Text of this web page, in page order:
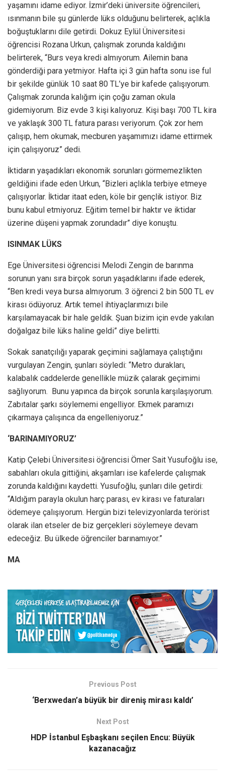
yaşamını idame ediyor. İzmir’deki üniversite öğrencileri,
ısınmanın bile şu günlerde lüks olduğunu belirterek, açlıkla
boğuştuklarını dile getirdi. Dokuz Eylül Üniversitesi
öğrencisi Rozana Urkun, çalışmak zorunda kaldığını
belirterek, “Burs veya kredi almıyorum. Ailemin bana
gönderdiği para yetmiyor. Hafta içi 3 gün hafta sonu ise ful
bir şekilde günlük 10 saat 80 TL’ye bir kafede çalışıyorum.
Çalışmak zorunda kalığım için çoğu zaman okula
gidemiyorum. Biz evde 3 kişi kalıyoruz. Kişi başı 700 TL kira
ve yaklaşık 300 TL fatura parası veriyorum. Çok zor hem
çalışıp, hem okumak, mecburen yaşamımızı idame ettirmek
için çalışıyoruz” dedi.
İktidarın yaşadıkları ekonomik sorunları görmemezlikten
geldiğini ifade eden Urkun, “Bizleri açlıkla terbiye etmeye
çalışıyorlar. İktidar itaat eden, köle bir gençlik istiyor. Biz
bunu kabul etmiyoruz. Eğitim temel bir haktır ve iktidar
üzerine düşeni yapmak zorundadır” diye konuştu.
ISINMAK LÜKS
Ege Üniversitesi öğrencisi Melodi Zengin de barınma
sorunun yanı sıra birçok sorun yaşadıklarını ifade ederek,
“Ben kredi veya bursa almıyorum. 3 öğrenci 2 bin 500 TL ev
kirası ödüyoruz. Artık temel ihtiyaçlarımızı bile
karşılamayacak bir hale geldik. Şuan bizim için evde yakılan
doğalgaz bile lüks haline geldi” diye belirtti.
Sokak sanatçılığı yaparak geçimini sağlamaya çalıştığını
vurgulayan Zengin, şunları söyledi: “Metro durakları,
kalabalık caddelerde genellikle müzik çalarak geçimimi
sağlıyorum. Bunu yapınca da birçok sorunla karşılaşıyorum.
Zabıtalar şarkı söylememi engelliyor. Ekmek paramızı
çıkarmaya çalışınca da engelleniyoruz.”
‘BARINAMIYORUZ’
Katip Çelebi Üniversitesi öğrencisi Ömer Sait Yusufoğlu ise,
sabahları okula gittiğini, akşamları ise kafelerde çalışmak
zorunda kaldığını kaydetti. Yusufoğlu, şunları dile getirdi:
“Aldığım parayla okulun harç parası, ev kirası ve faturaları
ödemeye çalışıyorum. Hergün bizi televizyonlarda terörist
olarak ilan etseler de biz gerçekleri söylemeye devam
edeceğiz. Bu ülkede öğrenciler barınamıyor.”
MA
Previous Post
‘Berxwedan’a büyük bir direniş mirası kaldı’
Next Post
HDP İstanbul Eşbaşkanı seçilen Encu: Büyük
kazanacağız